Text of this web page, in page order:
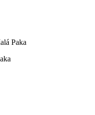
Paka